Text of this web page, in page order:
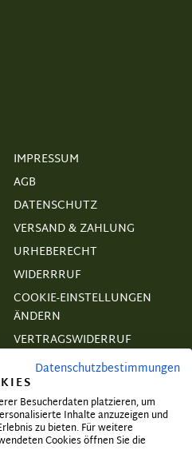
IMPRESSUM
AGB
DATENSCHUTZ
VERSAND & ZAHLUNG
URHEBERECHT
WIDERRRUF
COOKIE-EINSTELLUNGEN
ÄNDERN
VERTRAGSWIDERRUF
Angebote
Datenschutzbestimmungen
Besucherdaten platzieren, um
Inhalte anzuzeigen und
zu bieten. Für weitere
Cookies öffnen Sie die